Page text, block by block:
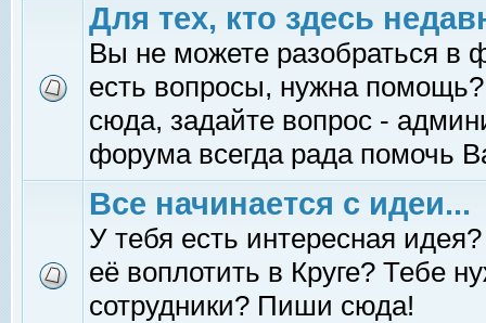
Для тех, кто здесь
Вы не можете разобраться в
есть вопросы, нужна помощь?
сюда, задайте вопрос -
форума всегда рада помочь
Все начинается с идеи...
У тебя есть интересная
её воплотить в Круге? Тебе
сотрудники? Пиши сюда!